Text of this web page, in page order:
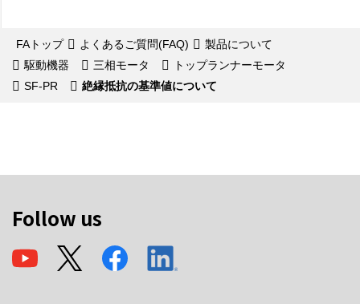
FAトップ よくあるご質問(FAQ)
製品について
駆動機器
三相モータ
トップランナーモータ
SF-PR
絶縁抵抗の基準値について
Follow us